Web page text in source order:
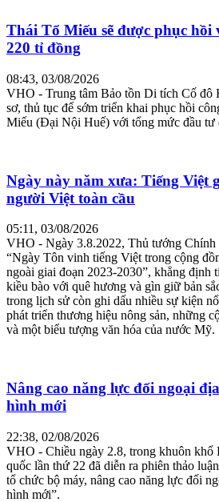
Thái Tổ Miếu sẽ được phục
220 tỉ đồng
08:43, 03/08/2026
VHO - Trung tâm Bảo tồn Di tích Cố đô
sơ, thủ tục để sớm triển khai phục hồi
Miếu (Đại Nội Huế) với tổng mức đầu tư
Ngày này năm xưa: Tiếng Việt
người Việt toàn cầu
05:11, 03/08/2026
VHO - Ngày 3.8.2022, Thủ tướng Chính
“Ngày Tôn vinh tiếng Việt trong cộng
ngoài giai đoạn 2023-2030”, khẳng định
kiều bào với quê hương và gìn giữ bản
trong lịch sử còn ghi dấu nhiều sự kiện
phát triển thương hiệu nông sản, những
và một biểu tượng văn hóa của nước Mỹ.
Nâng cao năng lực đối ngoại
hình mới
22:38, 02/08/2026
VHO - Chiều ngày 2.8, trong khuôn khổ
quốc lần thứ 22 đã diễn ra phiên thảo
tổ chức bộ máy, nâng cao năng lực đối
hình mới”.